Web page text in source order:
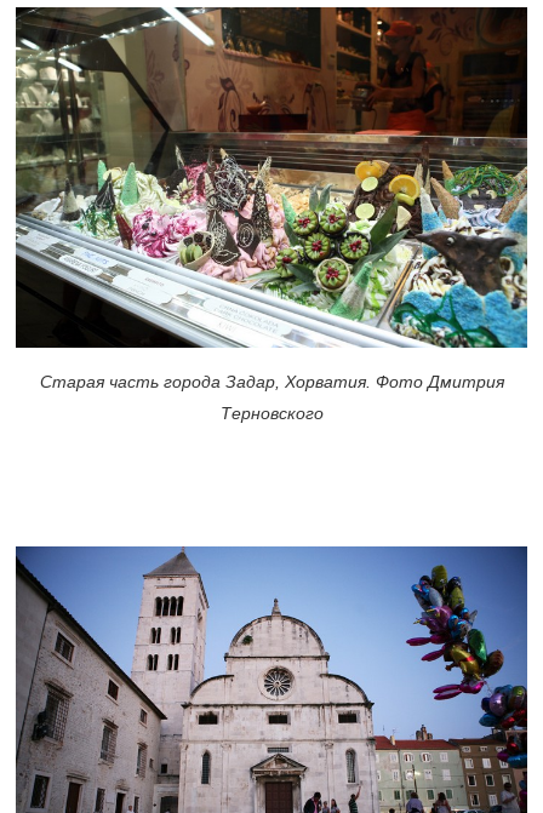
Старая часть города Задар, Хорватия. Фото Дмитрия
Терновского